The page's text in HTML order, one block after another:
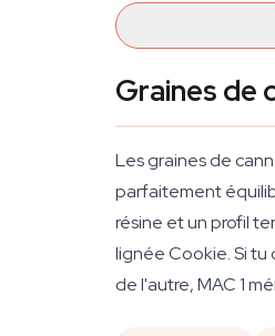
Graines de
Les graines de
parfaitement
résine et un profil
lignée Cookie. Si
de l'autre, MAC 1